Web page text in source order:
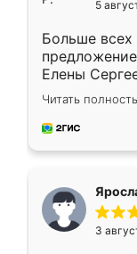
5
Больше всех
Елены
короткие
для замера
предложил
Читать
3